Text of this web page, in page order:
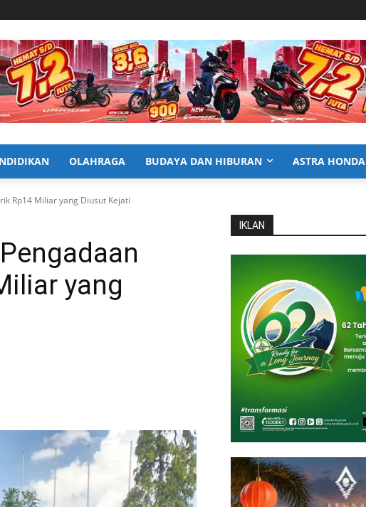
OLAHRAGA BUDAYA DAN HIBURAN ASTRA HONDA
Rp14 Miliar yang Diusut Kejati
yang
IKLAN